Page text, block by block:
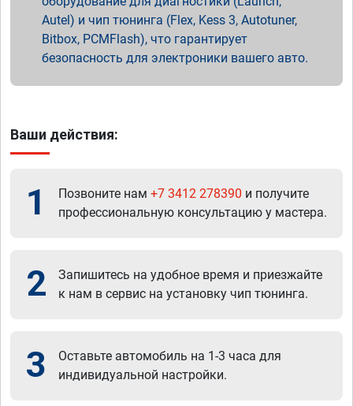
Autel) и чип тюнинга (Flex, Kess 3, Autotuner,
Bitbox, PCMFlash), что гарантирует
безопасность для электроники вашего авто.
Ваши действия:
1 Позвоните нам +7 3412 278390 и получите
профессиональную консультацию у мастера.
2
Запишитесь на удобное время и приезжайте
к нам в сервис на установку чип тюнинга.
3
Оставьте автомобиль на 1-3 часа для
индивидуальной настройки.